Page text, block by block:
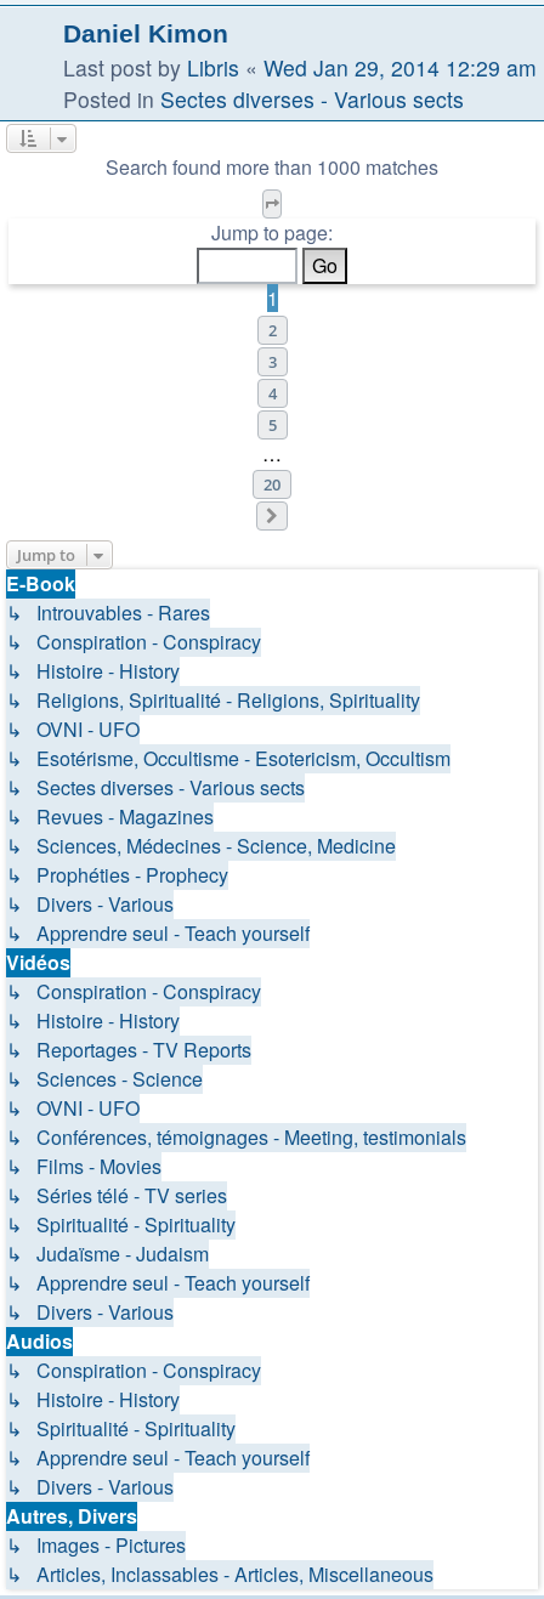
Daniel Kimon
Last post by Libris « Wed Jan 29, 2014 12:29 am
Posted in Sectes diverses - Various sects
Search found more than 1000 matches
Page
Jump to page:
1
2
3
4
5
…
20
Jump to
E-Book
↳ Introuvables - Rares
↳ Conspiration - Conspiracy
↳ Histoire - History
↳ Religions, Spiritualité - Religions, Spirituality
↳ OVNI - UFO
↳ Esotérisme, Occultisme - Esotericism, Occultism
↳ Sectes diverses - Various sects
↳ Revues - Magazines
↳ Sciences, Médecines - Science, Medicine
↳ Prophéties - Prophecy
↳ Divers - Various
↳ Apprendre seul - Teach yourself
Vidéos
↳ Conspiration - Conspiracy
↳ Histoire - History
↳ Reportages - TV Reports
↳ Sciences - Science
↳ OVNI - UFO
↳ Conférences, témoignages - Meeting, testimonials
↳ Films - Movies
↳ Séries télé - TV series
↳ Spiritualité - Spirituality
↳ Judaïsme - Judaism
↳ Apprendre seul - Teach yourself
↳ Divers - Various
Audios
↳ Conspiration - Conspiracy
↳ Histoire - History
↳ Spiritualité - Spirituality
↳ Apprendre seul - Teach yourself
↳ Divers - Various
Autres, Divers
↳ Images - Pictures
↳ Articles, Inclassables - Articles, Miscellaneous